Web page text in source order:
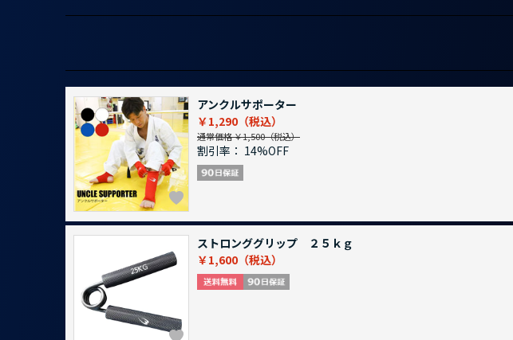
アンクルサポーター
￥1,290
通常価格 ￥1,500
割引率： 14%OFF
ストロンググリップ ２５ｋｇ
￥1,600